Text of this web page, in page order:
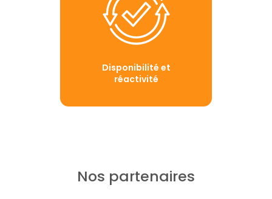
Disponibilité et
réactivité
Nos partenaires